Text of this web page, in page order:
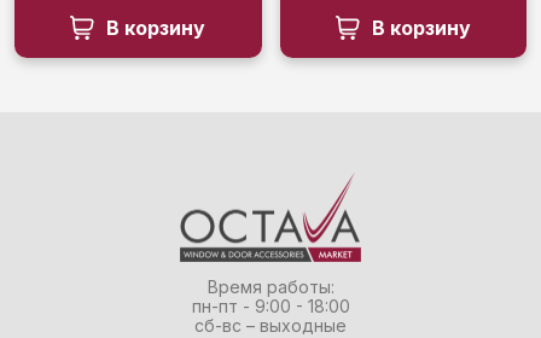
В корзину В корзину
Время работы:
пн-пт - 9:00 - 18:00
сб-вс – выходные